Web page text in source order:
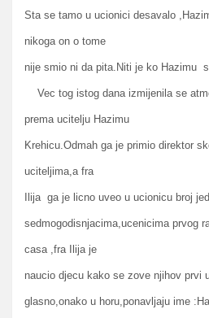
Sta se tamo u ucionici desavalo
nikoga on o tome
nije smio ni da pita.Niti je ko Hazimu
Vec tog istog dana izmijenila se
prema ucitelju Hazimu
Krehicu.Odmah ga je primio direktor
uciteljima,a fra
Ilija ga je licno uveo u ucionicu broj
sedmogodisnjacima,ucenicima prvog
casa ,fra Ilija je
naucio djecu kako se zove njihov prvi
glasno,onako u horu,ponavljaju ime